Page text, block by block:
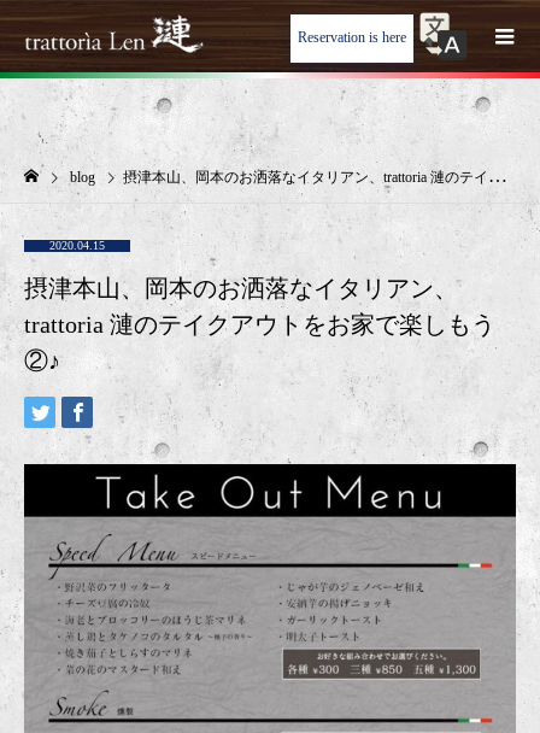
Reservation is here
blog 摂津本山、岡本のお洒落なイタリアン、trattoria 漣のテイクアウトをお家で楽しもう②♪
2020.04.15
摂津本山、岡本のお洒落なイタリアン、
trattoria 漣のテイクアウトをお家で楽しもう
②♪